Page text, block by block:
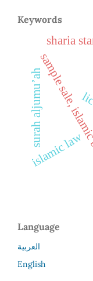
Keywords
sample
sharia
islamic law
surah aljumu’ah
Language
العربية
English